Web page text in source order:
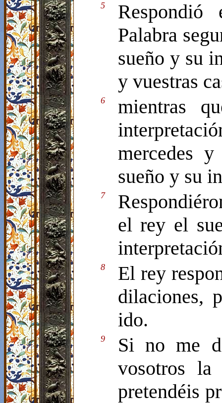
5
Palabra
sueño y su
y vuestras
6
mientras
mercedes
sueño y su
7
el rey el
8
El rey
dilaciones,
ido.
9
Si no me
vosotros la
pretendéis